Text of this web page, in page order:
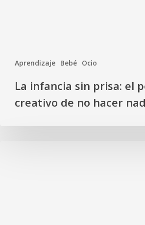
Aprendizaje Bebé Ocio
La infancia sin prisa: el
creativo de no hacer